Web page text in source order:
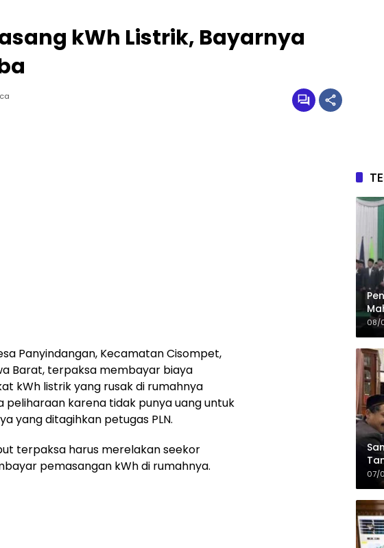
kWh Listrik, Bayarnya
Panyindangan, Kecamatan Cisompet,
Barat, terpaksa membayar biaya
kWh listrik yang rusak di rumahnya
peliharaan karena tidak punya uang untuk
yang ditagihkan petugas PLN.
terpaksa harus merelakan seekor
pemasangan kWh di rumahnya.
08/
07/